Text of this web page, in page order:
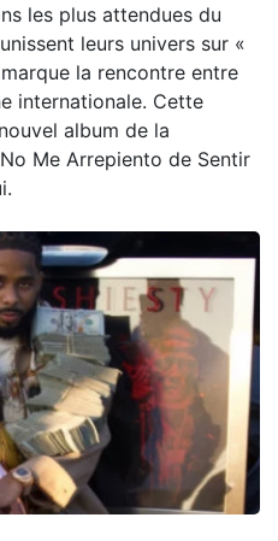
les plus attendues du
leurs univers sur «
la rencontre entre
internationale. Cette
album de la
Me Arrepiento de Sentir